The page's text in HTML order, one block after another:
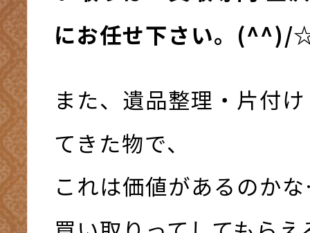
にお任せ下さい。(^^)/
また、遺品整理・片付
てきた物で、
これは価値があるのか